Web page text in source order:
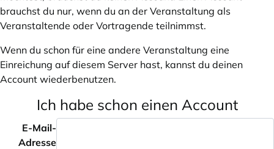
brauchst du nur, wenn du an der Veranstaltung als
Veranstaltende oder Vortragende teilnimmst.
Wenn du schon für eine andere Veranstaltung eine
Einreichung auf diesem Server hast, kannst du deinen
Account wiederbenutzen.
Ich habe schon einen Account
E-Mail-
Adresse